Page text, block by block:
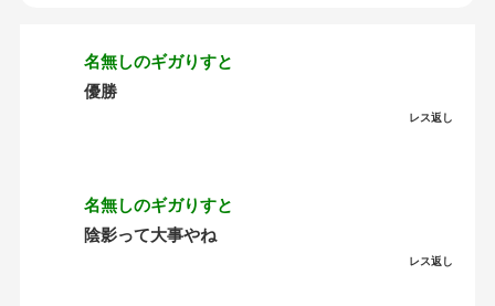
名無しのギガりすと
優勝
レス返し
名無しのギガりすと
陰影って大事やね
レス返し